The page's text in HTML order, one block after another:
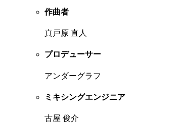
作曲者
真戸原 直人
プロデューサー
アンダーグラフ
ミキシングエンジニア
古屋 俊介